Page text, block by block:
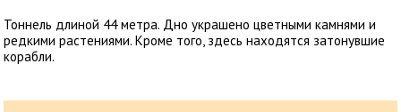
Тоннель длиной 44 метра. Дно украшено цветными камнями и
редкими растениями. Кроме того, здесь находятся затонувшие
корабли.